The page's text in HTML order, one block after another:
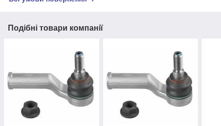
Подібні товари компанії